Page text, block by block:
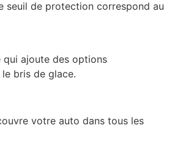
seuil de protection correspond au
qui ajoute des options
bris de glace.
votre auto dans tous les